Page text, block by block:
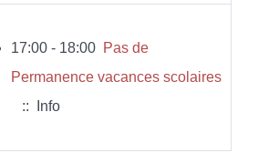
17:00 - 18:00 Pas de
Permanence vacances scolaires
:: Info